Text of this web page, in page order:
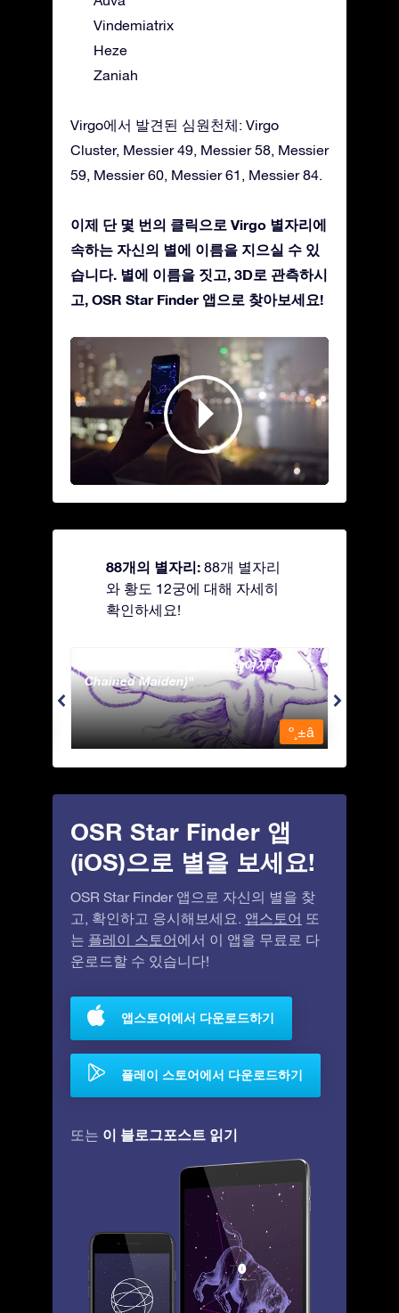
Vindemiatrix
Heze
Zaniah
Virgo에서 발견된 심원천체: Virgo
Cluster, Messier 49, Messier 58, Messier
59, Messier 60, Messier 61, Messier 84.
이제 단 몇 번의 클릭으로 Virgo 별자리에
속하는 자신의 별에 이름을 지으실 수 있
습니다. 별에 이름을 짓고, 3D로 관측하시
고, OSR Star Finder 앱으로 찾아보세요!
88개의 별자리: 88개 별자리
와 황도 12궁에 대해 자세히
확인하세요!
Andromeda - 사슬에 묶인 여자 (The
Chained Maiden)
º¸±â
OSR Star Finder 앱
(iOS)으로 별을 보세요!
OSR Star Finder 앱으로 자신의 별을 찾
고, 확인하고 응시해보세요. 앱스토어 또
는 플레이 스토어 에서 이 앱을 무료로 다
운로드할 수 있습니다!
앱스토어에서 다운로드하기
플레이 스토어에서 다운로드하기
또는 이 블로그포스트 읽기